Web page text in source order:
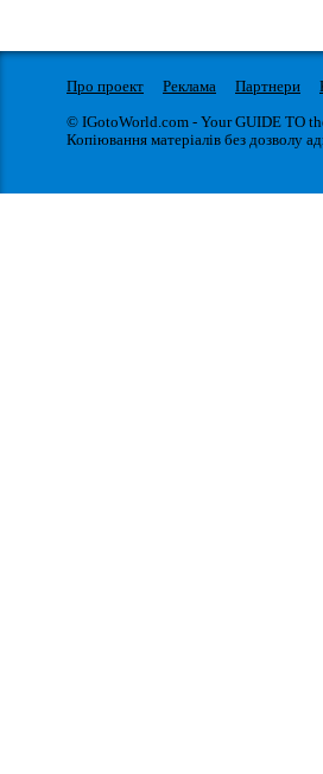
Про проект Реклама Партнери
© IGotoWorld.com - Your GUIDE TO
Копіювання матеріалів без дозволу